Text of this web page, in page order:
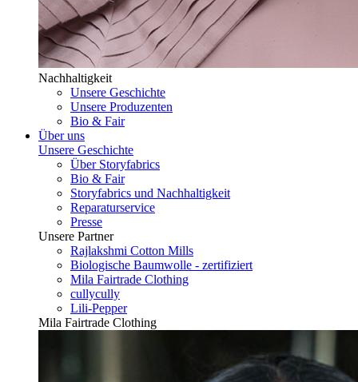
Nachhaltigkeit
Unsere Geschichte
Unsere Produzenten
Bio & Fair
Über uns
Unsere Geschichte
Über Storyfabrics
Bio & Fair
Storyfabrics und Nachhaltigkeit
Reparaturservice
Presse
Unsere Partner
Rajlakshmi Cotton Mills
Biologische Baumwolle - zertifiziert
Mila Fairtrade Clothing
cullycully
Lili-Pepper
Mila Fairtrade Clothing